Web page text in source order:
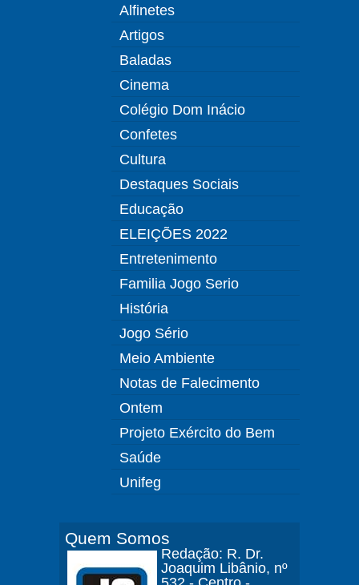
Alfinetes
Artigos
Baladas
Cinema
Colégio Dom Inácio
Confetes
Cultura
Destaques Sociais
Educação
ELEIÇÕES 2022
Entretenimento
Familia Jogo Serio
História
Jogo Sério
Meio Ambiente
Notas de Falecimento
Ontem
Projeto Exército do Bem
Saúde
Unifeg
Quem Somos
Redação: R. Dr.
Joaquim Libânio, nº